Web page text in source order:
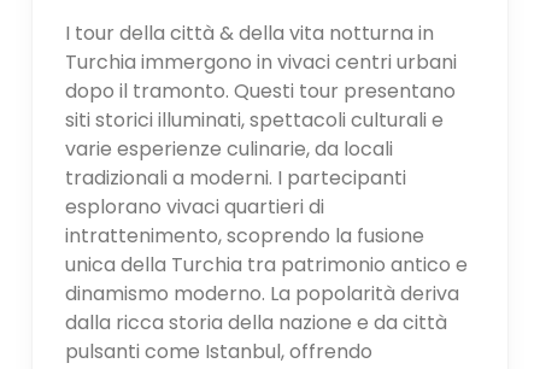
I tour della città & della vita notturna in
Turchia immergono in vivaci centri urbani
dopo il tramonto. Questi tour presentano
siti storici illuminati, spettacoli culturali e
varie esperienze culinarie, da locali
tradizionali a moderni. I partecipanti
esplorano vivaci quartieri di
intrattenimento, scoprendo la fusione
unica della Turchia tra patrimonio antico e
dinamismo moderno. La popolarità deriva
dalla ricca storia della nazione e da città
pulsanti come Istanbul, offrendo